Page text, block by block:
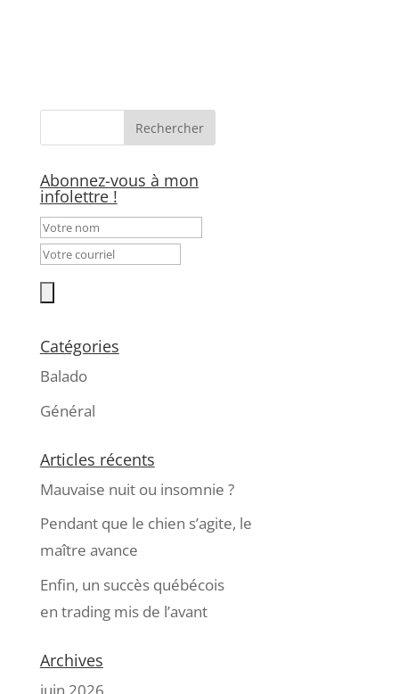
Abonnez-vous à mon
infolettre !
Catégories
Balado
Général
Articles récents
Mauvaise nuit ou insomnie ?
Pendant que le chien s’agite, le
maître avance
Enfin, un succès québécois
en trading mis de l’avant
Archives
juin 2026